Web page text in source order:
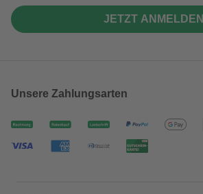
JETZT ANMELDEN
Unsere Zahlungsarten